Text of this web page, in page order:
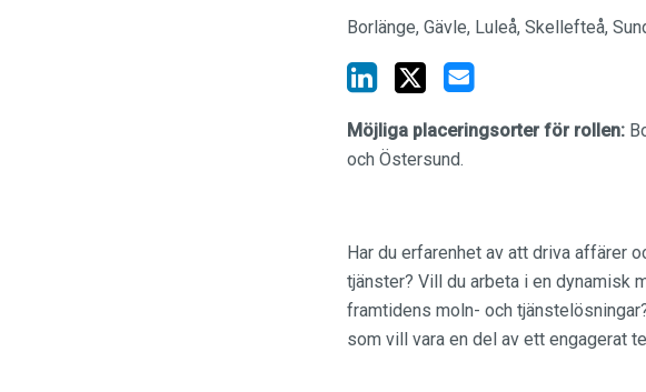
Borlänge, Gävle, Luleå, Skellefteå,
Möjliga placeringsorter för rollen:
och Östersund.
Har du erfarenhet av att driva affärer
tjänster? Vill du arbeta i en dynamisk
framtidens moln- och
som vill vara en del av ett engagerat